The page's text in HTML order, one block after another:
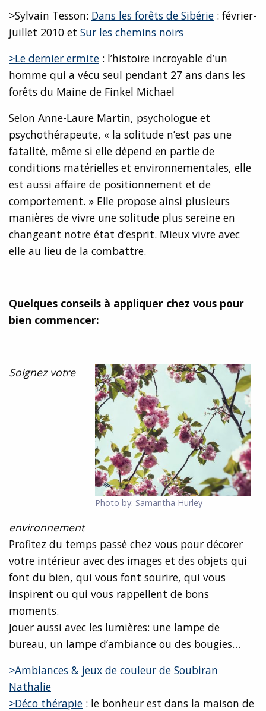
>Sylvain Tesson: Dans les forêts de Sibérie : février-
juillet 2010 et Sur les chemins noirs
>Le dernier ermite : l’histoire incroyable d’un
homme qui a vécu seul pendant 27 ans dans les
forêts du Maine de Finkel Michael
Selon Anne-Laure Martin, psychologue et
psychothérapeute, « la solitude n’est pas une
fatalité, même si elle dépend en partie de
conditions matérielles et environnementales, elle
est aussi affaire de positionnement et de
comportement. » Elle propose ainsi plusieurs
manières de vivre une solitude plus sereine en
changeant notre état d’esprit. Mieux vivre avec
elle au lieu de la combattre.
Quelques conseils à appliquer chez vous pour
bien commencer:
Photo by: Samantha Hurley
Soignez votre
environnement
Profitez du temps passé chez vous pour décorer
votre intérieur avec des images et des objets qui
font du bien, qui vous font sourire, qui vous
inspirent ou qui vous rappellent de bons
moments.
Jouer aussi avec les lumières: une lampe de
bureau, un lampe d’ambiance ou des bougies…
>Ambiances & jeux de couleur de Soubiran
Nathalie
>Déco thérapie : le bonheur est dans la maison de